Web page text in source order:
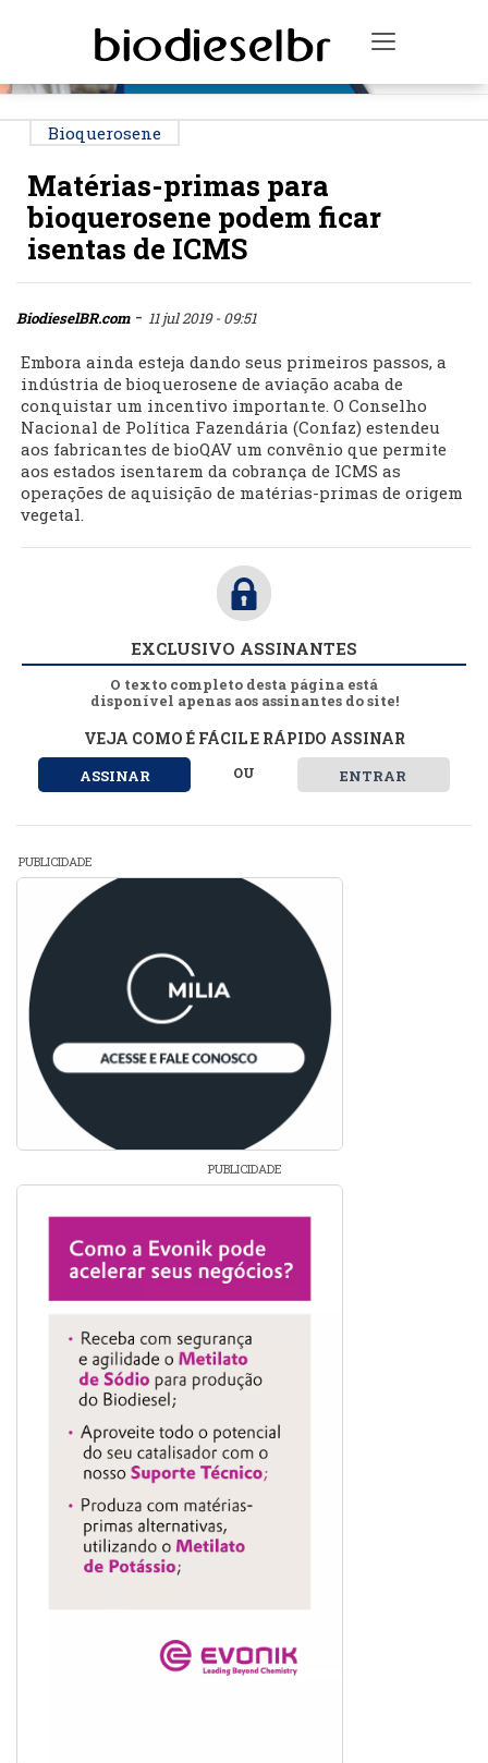
Toggle
Bioquerosene
Matérias-primas para
bioquerosene podem ficar
isentas de ICMS
BiodieselBR.com- 11 jul 2019 - 09:51
Embora ainda esteja dando seus primeiros passos, a
indústria de bioquerosene de aviação acaba de
conquistar um incentivo importante. O Conselho
Nacional de Política Fazendária (Confaz) estendeu
aos fabricantes de bioQAV um convênio que permite
aos estados isentarem da cobrança de ICMS as
operações de aquisição de matérias-primas de origem
vegetal.
EXCLUSIVO ASSINANTES
O texto completo desta página está
disponível apenas aos assinantes do site!
VEJA COMO É FÁCIL E RÁPIDO ASSINAR
ASSINAR OU ENTRAR
PUBLICIDADE
PUBLICIDADE